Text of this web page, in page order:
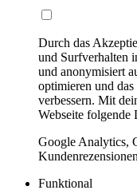
Durch das
und Surfverhalten
und anonymisiert
optimieren und
verbessern. Mit
Webseite folgende
Google Analytics,
Funktional